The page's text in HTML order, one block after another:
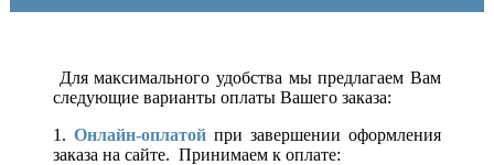
Для максимального удобства мы предлагаем Вам
следующие варианты оплаты Вашего заказа:
1. Онлайн-оплатой при завершении оформления
заказа на сайте. Принимаем к оплате: